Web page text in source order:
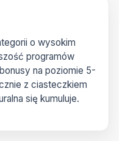
o wysokim
programów
na poziomie 5-
z ciasteczkiem
się kumuluje.